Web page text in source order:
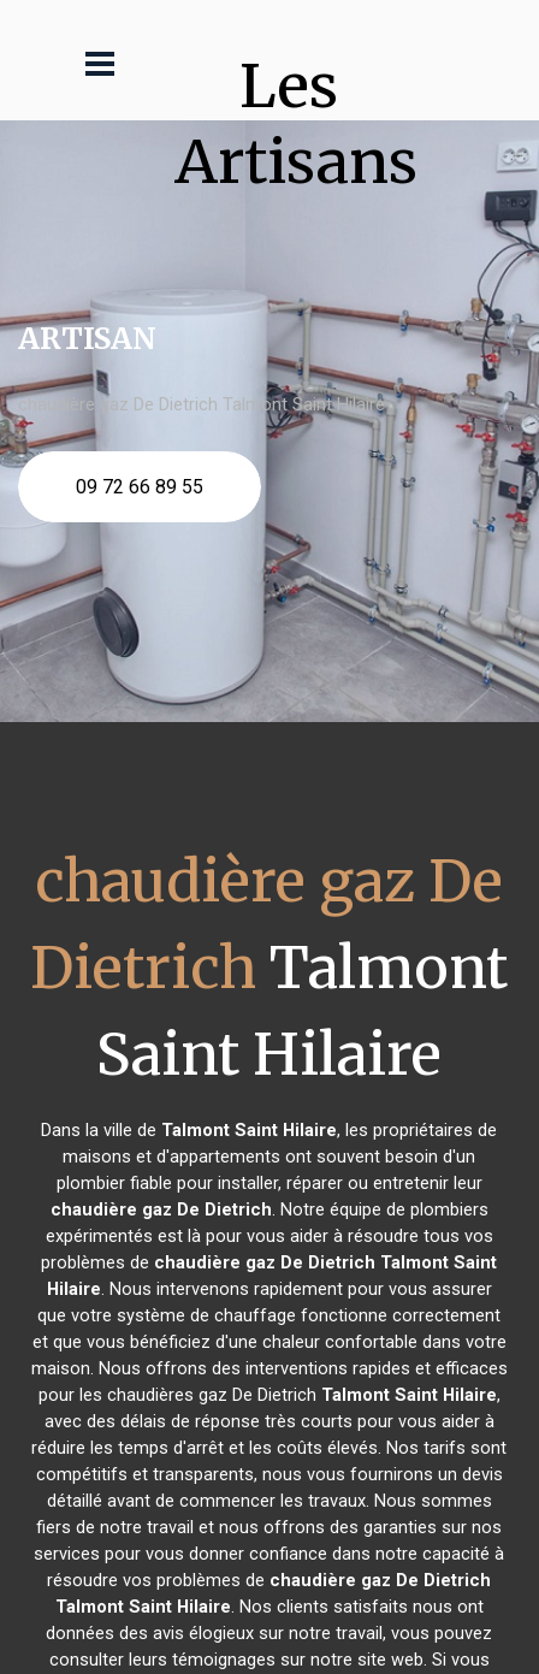
Les
Artisans
ARTISAN
chaudière gaz De Dietrich Talmont Saint Hilaire
09 72 66 89 55
chaudière gaz De
Dietrich Talmont
Saint Hilaire
Dans la ville de Talmont Saint Hilaire, les propriétaires de
maisons et d'appartements ont souvent besoin d'un
plombier fiable pour installer, réparer ou entretenir leur
chaudière gaz De Dietrich. Notre équipe de plombiers
expérimentés est là pour vous aider à résoudre tous vos
problèmes de chaudière gaz De Dietrich Talmont Saint
Hilaire. Nous intervenons rapidement pour vous assurer
que votre système de chauffage fonctionne correctement
et que vous bénéficiez d'une chaleur confortable dans votre
maison. Nous offrons des interventions rapides et efficaces
pour les chaudières gaz De Dietrich Talmont Saint Hilaire,
avec des délais de réponse très courts pour vous aider à
réduire les temps d'arrêt et les coûts élevés. Nos tarifs sont
compétitifs et transparents, nous vous fournirons un devis
détaillé avant de commencer les travaux. Nous sommes
fiers de notre travail et nous offrons des garanties sur nos
services pour vous donner confiance dans notre capacité à
résoudre vos problèmes de chaudière gaz De Dietrich
Talmont Saint Hilaire. Nos clients satisfaits nous ont
données des avis élogieux sur notre travail, vous pouvez
consulter leurs témoignages sur notre site web. Si vous